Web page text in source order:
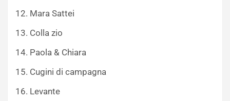
12. Mara Sattei
13. Colla zio
14. Paola & Chiara
15. Cugini di campagna
16. Levante